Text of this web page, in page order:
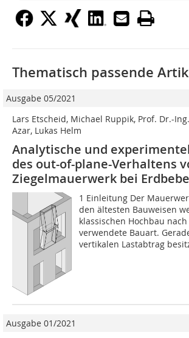
Thematisch passende
Ausgabe 05/2021
Lars Etscheid, Michael Ruppik, Prof. Dr.-
Azar, Lukas Helm
Analytische und
des out-of-plane-Verhaltens
Ziegelmauerwerk bei
1 Einleitung Der
den ältesten Bauweisen
klassischen Hochbau
verwendete Bauart.
vertikalen Lastabtrag
Ausgabe 01/2021